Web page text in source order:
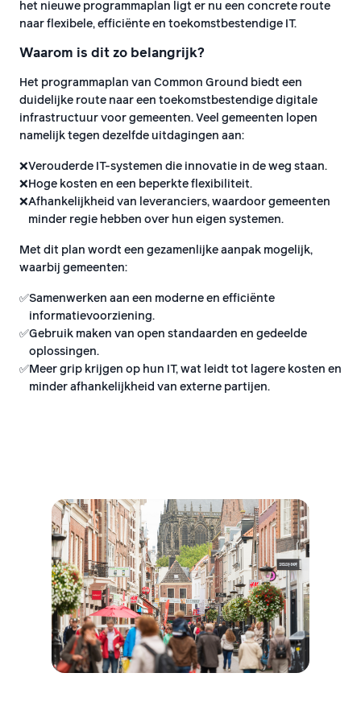
het nieuwe programmaplan ligt er nu een concrete route
naar flexibele, efficiënte en toekomstbestendige IT.
Waarom is dit zo belangrijk?
Het programmaplan van Common Ground biedt een
duidelijke route naar een toekomstbestendige digitale
infrastructuur voor gemeenten. Veel gemeenten lopen
namelijk tegen dezelfde uitdagingen aan:
❌Verouderde IT-systemen die innovatie in de weg staan.
❌ Hoge kosten en een beperkte flexibiliteit.
❌Afhankelijkheid van leveranciers, waardoor gemeenten
minder regie hebben over hun eigen systemen.
Met dit plan wordt een gezamenlijke aanpak mogelijk,
waarbij gemeenten:
✅Samenwerken aan een moderne en efficiënte
informatievoorziening.
✅Gebruik maken van open standaarden en gedeelde
oplossingen.
✅Meer grip krijgen op hun IT, wat leidt tot lagere kosten en
minder afhankelijkheid van externe partijen.